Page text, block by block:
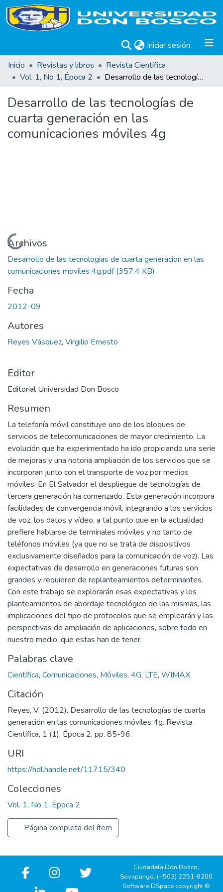
Iniciar sesión (current)
Inicio
Revistas y libros
Revista Científica
Vol. 1, No 1, Época 2
Desarrollo de las tecnologías de cuarta generación en las comunicaciones móviles 4g
Desarrollo de las tecnologías de
cuarta generación en las
comunicaciones móviles 4g
Cargando...
Archivos
Desarrollo de las tecnologias de cuarta generacion en las
comunicaciones moviles 4g.pdf(357.4 KB)
Fecha
2012-09
Autores
Reyes Vásquez, Virgilio Ernesto
Editor
Editorial Universidad Don Bosco
Resumen
La telefonía móvil constituye uno de los bloques de
servicios de telecomunicaciones de mayor crecimiento. La
evolución que ha experimentado ha ido propiciando una serie
de mejoras y una notoria ampliación de los servicios que se
incorporan junto con el transporte de voz por medios
móviles. En El Salvador el despliegue de tecnologías de
tercera generación ha comenzado. Esta generación incorpora
facilidades de convergencia móvil, integrando a los servicios
de voz, los datos y vídeo, a tal punto que en la actualidad
prefiere hablarse de terminales móviles y no tanto de
teléfonos móviles (ya que no se trata de dispositivos
exclusivamente diseñados para la comunicación de voz). Las
expectativas de desarrollo en generaciones futuras son
grandes y requieren de replanteamientos determinantes.
Con este trabajo se explorarán esas expectativas y los
planteamientos de abordaje tecnológico de las mismas, las
implicaciones del tipo de protocolos que se emplearán y las
perspectivas de ampliación de aplicaciones, sobre todo en
nuestro medio, que estas han de tener.
Palabras clave
Científica, Comunicaciones, Móviles, 4G, LTE, WIMAX
Citación
Reyes, V. (2012). Desarrollo de las tecnologías de cuarta
generación en las comunicaciones móviles 4g. Revista
Científica, 1 (1), Época 2, pp. 85-96.
URI
https://hdl.handle.net/11715/340
Colecciones
Vol. 1, No 1, Época 2
Página completa del ítem
Ciudadela Don Bosco,
Soyapango, (+503) 2251-8200
Software DSpace copyright ©